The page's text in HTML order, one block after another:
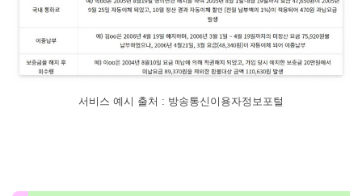
서비스 예시 출처 : 방송통신이용자정보포털